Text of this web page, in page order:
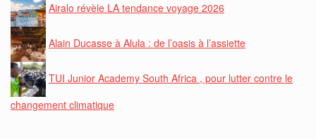
Airalo révèle LA tendance voyage 2026
Alain Ducasse à Alula : de l’oasis à l’assiette
TUI Junior Academy South Africa , pour lutter contre le
changement climatique